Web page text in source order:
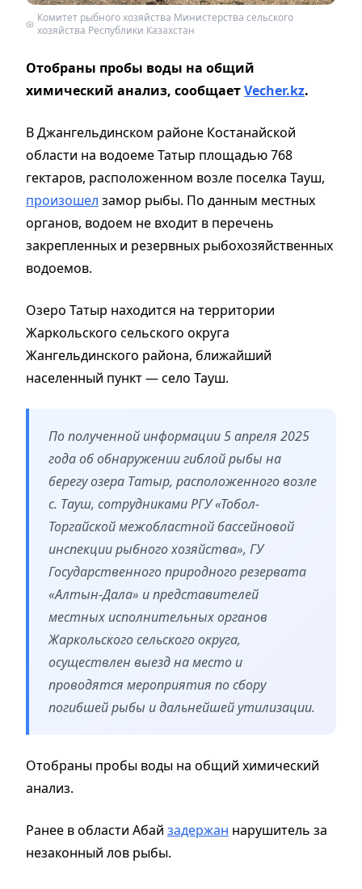
Комитет рыбного хозяйства Министерства сельского
хозяйства Республики Казахстан
Отобраны пробы воды на общий
химический анализ, сообщаетVecher.kz.
В Джангельдинском районе Костанайской
области на водоеме Татыр площадью 768
гектаров, расположенном возле поселка Тауш,
произошел замор рыбы. По данным местных
органов, водоем не входит в перечень
закрепленных и резервных рыбохозяйственных
водоемов.
Озеро Татыр находится на территории
Жаркольского сельского округа
Жангельдинского района, ближайший
населенный пункт — село Тауш.
По полученной информации 5 апреля 2025
года об обнаружении гиблой рыбы на
берегу озера Татыр, расположенного возле
с. Тауш, сотрудниками РГУ «Тобол-
Торгайской межобластной бассейновой
инспекции рыбного хозяйства», ГУ
Государственного природного резервата
«Алтын-Дала» и представителей
местных исполнительных органов
Жаркольского сельского округа,
осуществлен выезд на место и
проводятся мероприятия по сбору
погибшей рыбы и дальнейшей утилизации.
Отобраны пробы воды на общий химический
анализ.
Ранее в области Абай задержан нарушитель за
незаконный лов рыбы.